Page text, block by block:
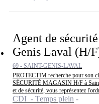
Agent de
Genis Laval (H/
69 - SAINT-GENIS-LAVAL
PROTECTIM recherche pour son
SÉCURITÉ MAGASIN H/F à
et de sécurité, vous représentez
CDI - Temps plein